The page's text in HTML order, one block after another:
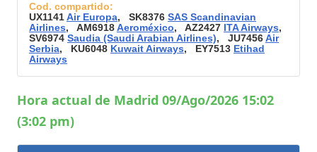
Cod. compartido:
UX1141Air Europa, SK8376 SAS Scandinavian
Airlines, AM6918Aeroméxico, AZ2427 ITA Airways,
SV6974 Saudia (Saudi Arabian Airlines), JU7456Air
Serbia, KU6048 Kuwait Airways, EY7513 Etihad
Airways
Hora actual de Madrid 09/Ago/2026 15:02
(3:02 pm)